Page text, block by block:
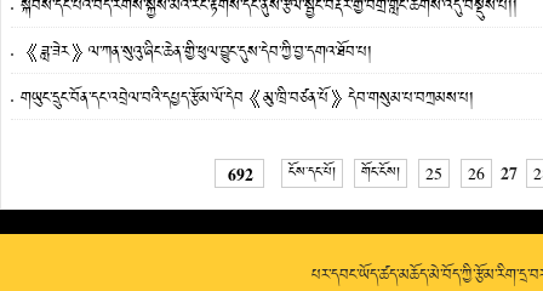
སྐབས་དང་པོའི་བོད་རིགས་སྐྱེས་མའི་རང་རྟོགས་དང་ནུས་རྩལ་སྦྱོང་བརྡར་གྱི་བགྲོ་གླེང༌ཚོགས་འདུ་བསྡུས་པ།།
《ཟླ་ཟེར》ལ་ཀན་སུའུ་ཞིང་ཆེན་གྱི་ཕུལ་བྱུང་དུས་དེབ་ཀྱི་བྱ་དགའ་ཐོབ་པ།
གཡུང་དྲུང་བོན་དང་འབྲེལ་བའི་དཔྱད་རྩོམ་ལོ་དེབ《མུ་ཁྲི་བཙན་པོ》དེབ་གསུམ་པ་བཀྲམས་པ།
692 ངོས་དང་པོ། གོང་ངོས། 25 26 27